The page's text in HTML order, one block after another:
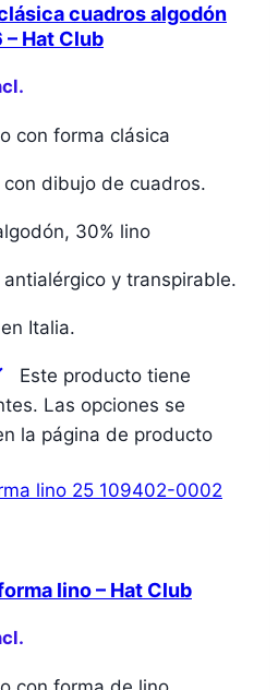
cuadros algodón
Hat Club
con forma clásica
dibujo de cuadros.
30% lino
y transpirable.
Italia.
Este producto tiene
Las opciones se
la página de producto
lino – Hat Club